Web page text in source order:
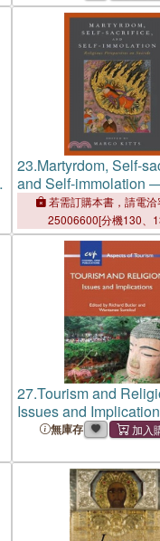
23.Martyrdom, Self-
and Self-immolation
Religious
Suicide
若需訂購本書，請電
25006600[分機130、
27.Tourism and
Issues and
無庫存